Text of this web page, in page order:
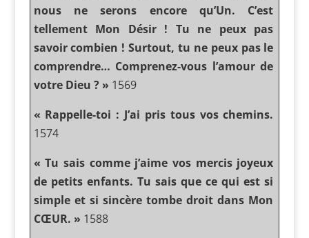
nous ne serons encore qu’Un. C’est
tellement Mon Désir ! Tu ne peux pas
savoir combien ! Surtout, tu ne peux pas le
comprendre… Comprenez-vous l’amour de
votre Dieu ? » 1569
« Rappelle-toi : J’ai pris tous vos chemins.
1574
« Tu sais comme j’aime vos mercis joyeux
de petits enfants. Tu sais que ce qui est si
simple et si sincère tombe droit dans Mon
CŒUR. » 1588